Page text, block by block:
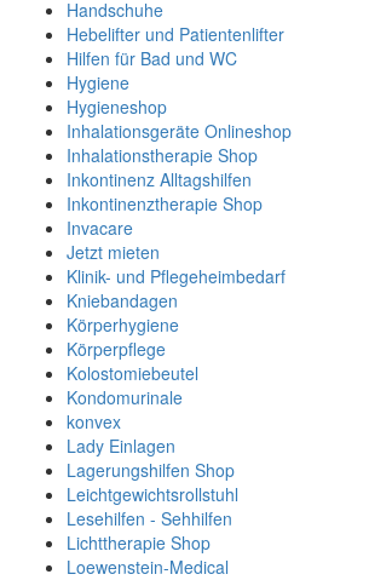
Handschuhe
Hebelifter und Patientenlifter
Hilfen für Bad und WC
Hygiene
Hygieneshop
Inhalationsgeräte Onlineshop
Inhalationstherapie Shop
Inkontinenz Alltagshilfen
Inkontinenztherapie Shop
Invacare
Jetzt mieten
Klinik- und Pflegeheimbedarf
Kniebandagen
Körperhygiene
Körperpflege
Kolostomiebeutel
Kondomurinale
konvex
Lady Einlagen
Lagerungshilfen Shop
Leichtgewichtsrollstuhl
Lesehilfen - Sehhilfen
Lichttherapie Shop
Loewenstein-Medical